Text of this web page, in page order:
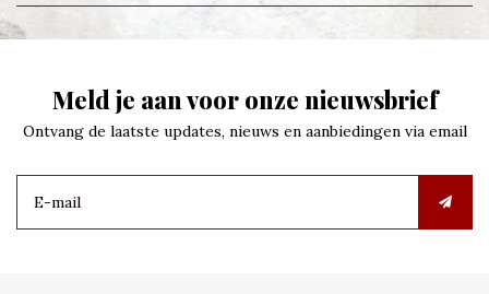
Meld je aan voor onze nieuwsbrief
Ontvang de laatste updates, nieuws en aanbiedingen via email